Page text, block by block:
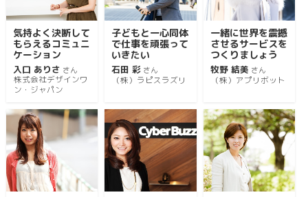
気持よく決断して
もらえるコミュニ
ケーション
入口 ありさ さん
株式会社デザインワ
ン・ジャパン
子どもと一心同体
で仕事を頑張って
いきたい
石田 彩 さん
（株）ラピスラズリ
一緒に世界を震撼
させるサービスを
つくりましょう
牧野 結美 さん
（株）アプリボット